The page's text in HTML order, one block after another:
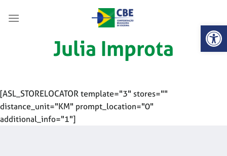
Abrir
Julia Improta
[ASL_STORELOCATOR template="3" stores=""
distance_unit="KM" prompt_location="0"
additional_info="1"]